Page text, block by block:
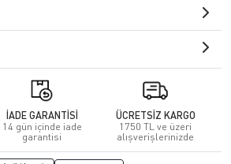
İADE GARANTİSİ
14 gün içinde iade
garantisi
ÜCRETSİZ KARGO
1750 TL ve üzeri
alışverişlerinizde